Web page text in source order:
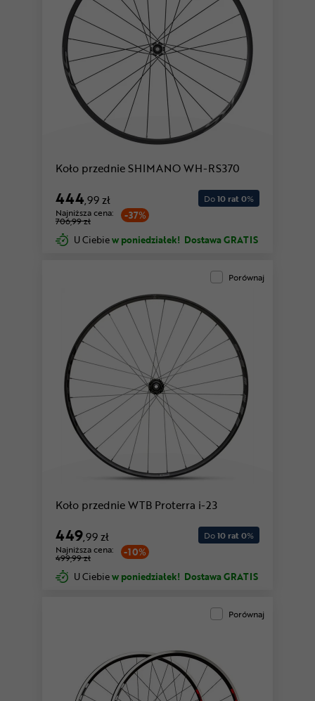
Koło przednie SHIMANO WH-RS370
444,99 zł
-37%
Najniższa cena:
706,99 zł
Do10 rat 0%
U Ciebiew poniedziałek! Dostawa GRATIS
Porównaj
Koło przednie WTB Proterra i-23
449,99 zł
-10%
Najniższa cena:
499,99 zł
Do10 rat 0%
U Ciebiew poniedziałek! Dostawa GRATIS
Porównaj